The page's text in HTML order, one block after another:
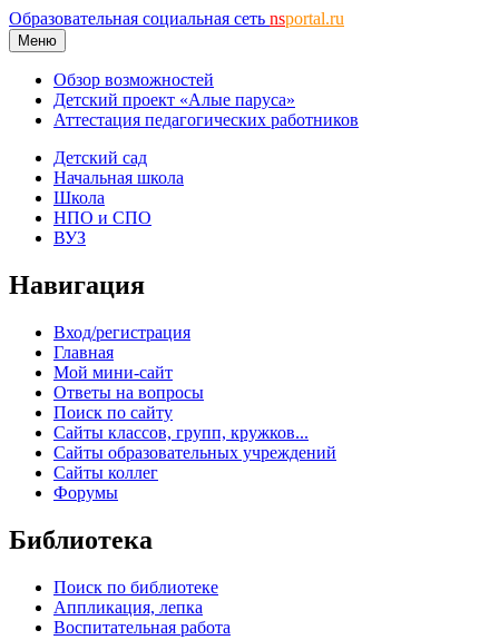
Образовательная социальная сеть nsportal.ru
Меню
Обзор возможностей
Детский проект «Алые паруса»
Аттестация педагогических работников
Детский сад
Начальная школа
Школа
НПО и СПО
ВУЗ
Навигация
Вход/регистрация
Главная
Мой мини-сайт
Ответы на вопросы
Поиск по сайту
Сайты классов, групп, кружков...
Сайты образовательных учреждений
Сайты коллег
Форумы
Библиотека
Поиск по библиотеке
Аппликация, лепка
Воспитательная работа